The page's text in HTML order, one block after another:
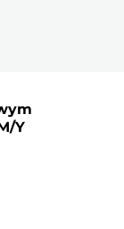
Y